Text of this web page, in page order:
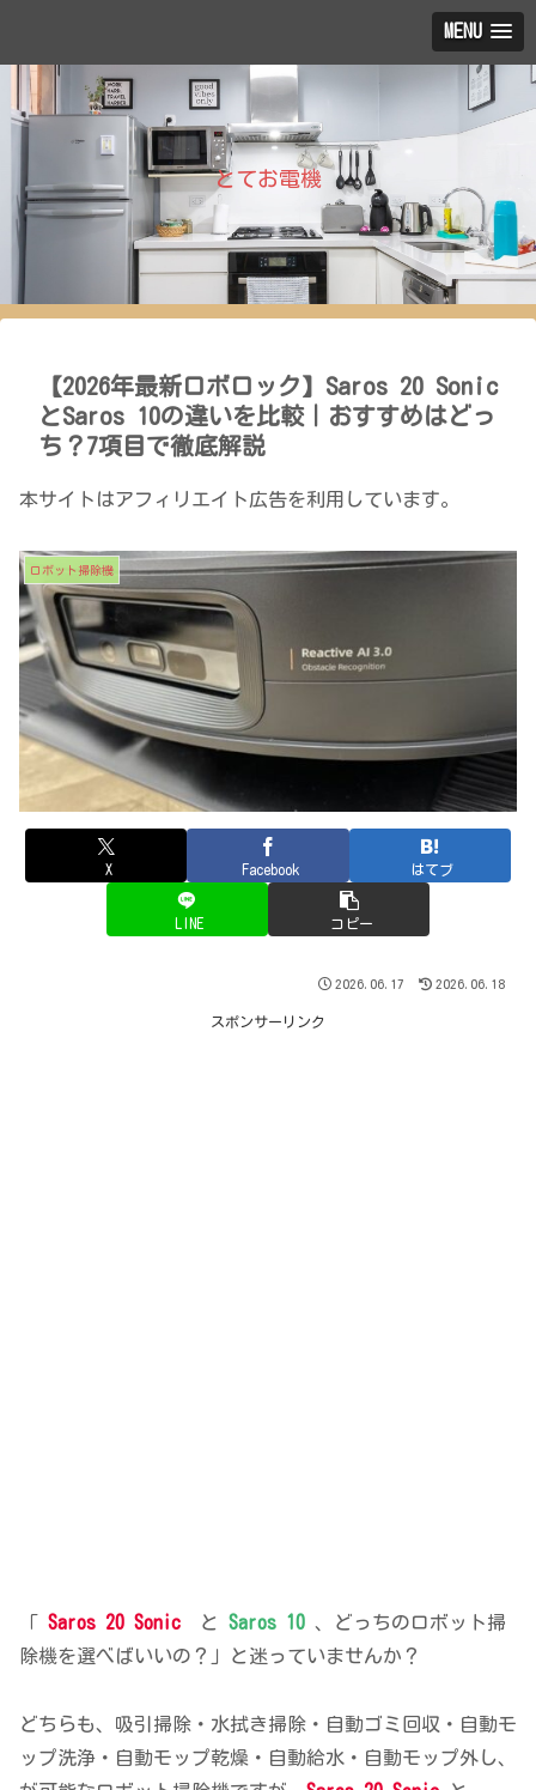
MENU
とてお電機
【2026年最新ロボロック】Saros 20 Sonic
とSaros 10の違いを比較｜おすすめはどっ
ち？7項目で徹底解説
本サイトはアフィリエイト広告を利用しています。
ロボット掃除機
X Facebook はてブ
LINE コピー
2026.06.17 2026.06.18
スポンサーリンク
「 Saros 20 Sonic と Saros 10 、どっちのロボット掃
除機を選べばいいの？」と迷っていませんか？
どちらも、吸引掃除・水拭き掃除・自動ゴミ回収・自動モ
ップ洗浄・自動モップ乾燥・自動給水・自動モップ外し、